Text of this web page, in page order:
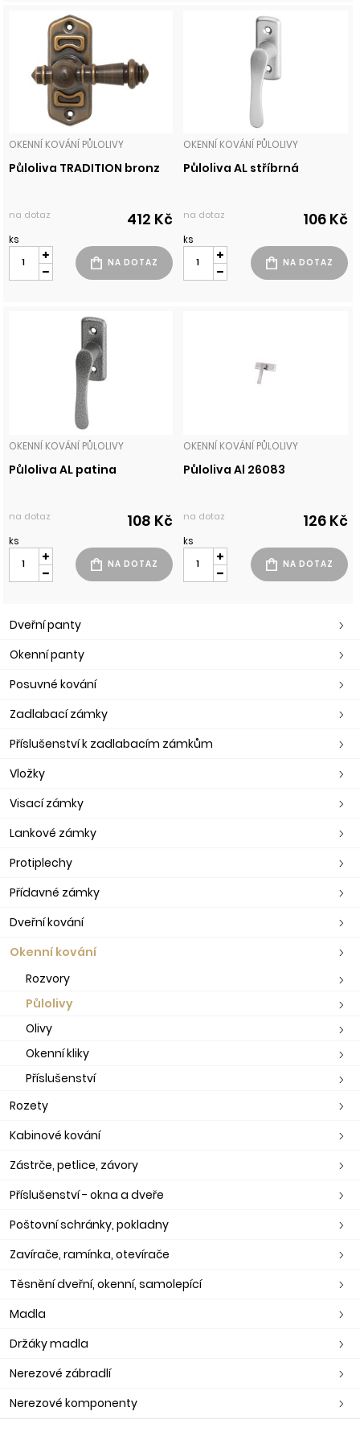
OKENNÍ KOVÁNÍ PŮLOLIVY
Půloliva TRADITION bronz
na dotaz 412 Kč
ks
OKENNÍ KOVÁNÍ PŮLOLIVY
Půloliva AL stříbrná
na dotaz 106 Kč
ks
OKENNÍ KOVÁNÍ PŮLOLIVY
Půloliva AL patina
na dotaz 108 Kč
ks
OKENNÍ KOVÁNÍ PŮLOLIVY
Půloliva Al 26083
na dotaz 126 Kč
ks
Dveřní panty
Okenní panty
Posuvné kování
Zadlabací zámky
Příslušenství k zadlabacím zámkům
Vložky
Visací zámky
Lankové zámky
Protiplechy
Přídavné zámky
Dveřní kování
Okenní kování
Rozvory
Půlolivy
Olivy
Okenní kliky
Příslušenství
Rozety
Kabinové kování
Zástrče, petlice, závory
Příslušenství - okna a dveře
Poštovní schránky, pokladny
Zavírače, ramínka, otevírače
Těsnění dveřní, okenní, samolepící
Madla
Držáky madla
Nerezové zábradlí
Nerezové komponenty